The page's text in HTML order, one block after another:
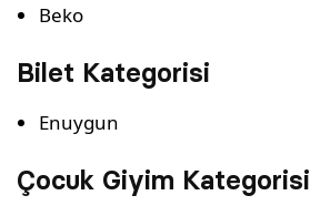
Beko
Bilet Kategorisi
Enuygun
Çocuk Giyim Kategorisi